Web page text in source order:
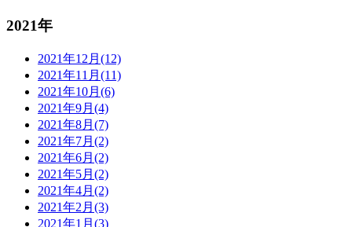
2021年
2021年12月(12)
2021年11月(11)
2021年10月(6)
2021年9月(4)
2021年8月(7)
2021年7月(2)
2021年6月(2)
2021年5月(2)
2021年4月(2)
2021年2月(3)
2021年1月(3)